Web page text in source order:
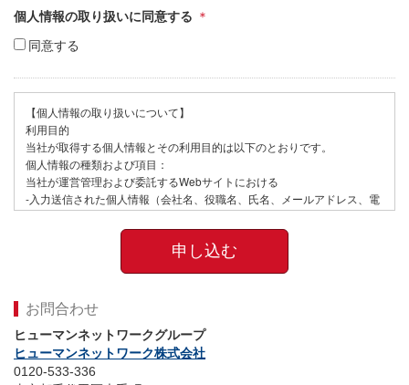
個人情報の取り扱いに同意する
同意する
【個人情報の取り扱いについて】
利用目的
当社が取得する個人情報とその利用目的は以下のとおりです。
個人情報の種類および項目：
当社が運営管理および委託するWebサイトにおける
-入力送信された個人情報（会社名、役職名、氏名、メールアドレス、電
話番号など）
- 閲覧したWebページ等のデータ（個人情報と紐付けて取得しています）
-セッション管理のためのCookie情報
お問合わせ
ヒューマンネットワークグループ
ヒューマンネットワーク株式会社
0120-533-336